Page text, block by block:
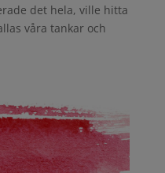
det hela, ville hitta
våra tankar och